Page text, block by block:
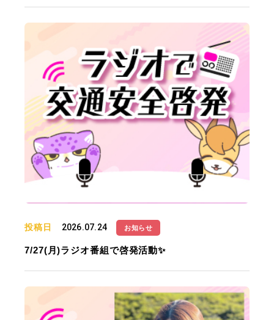
投稿日 2026.07.24 お知らせ
7/27(月)ラジオ番組で啓発活動✨